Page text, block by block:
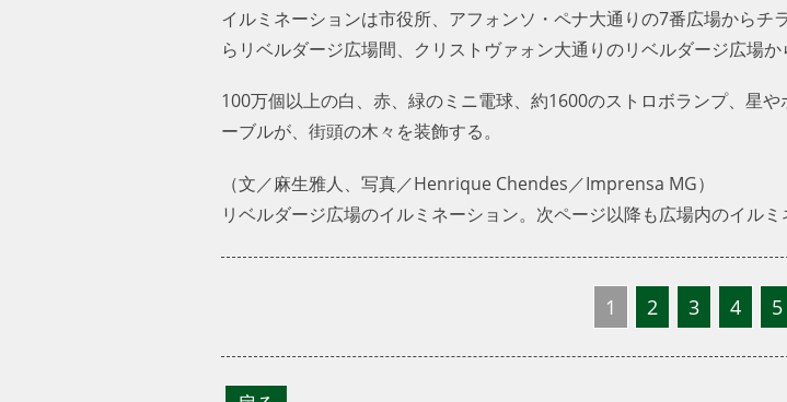
イルミネーションは市役所、アフォンソ・ペナ大通りの7番広場から
らリベルダージ広場間、クリストヴァォン大通りのリベルダージ広場か
100万個以上の白、赤、緑のミニ電球、約1600のストロボランプ、星
ーブルが、街頭の木々を装飾する。
（文／麻生雅人、写真／Henrique Chendes／Imprensa MG）
リベルダージ広場のイルミネーション。次ページ以降も広場内のイルミ
1 2 3 4 5